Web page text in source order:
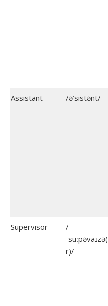
Assistant
/ə’sistənt/
Supervisor
/
ˈsuːpəvaɪzə(
r)/